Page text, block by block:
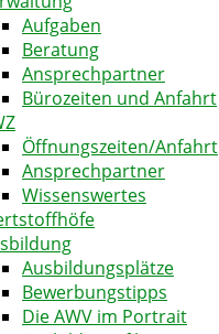
Aufgaben
Beratung
Ansprechpartner
Bürozeiten und Anfahrt
Öffnungszeiten/Anfahrt
Ansprechpartner
Wissenswertes
Ausbildungsplätze
Bewerbungstipps
Die AWV im Portrait